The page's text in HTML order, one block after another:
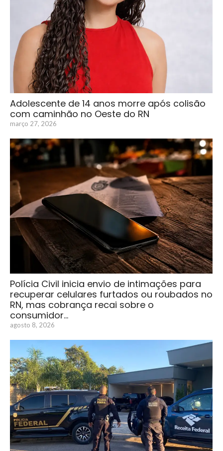
Adolescente de 14 anos morre após colisão
com caminhão no Oeste do RN
março 27, 2026
Polícia Civil inicia envio de intimações para
recuperar celulares furtados ou roubados no
RN, mas cobrança recai sobre o
consumidor…
agosto 8, 2026